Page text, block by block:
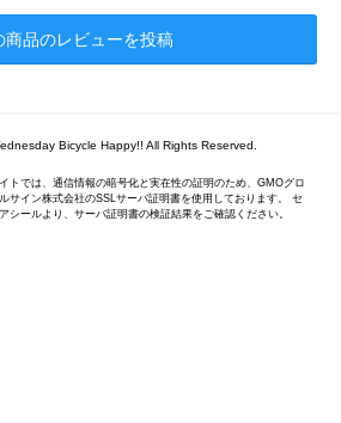
商品のレビューを投稿
Bicycle Happy!! All Rights Reserved.
トでは、通信情報の暗号化と実在性の証明のため、GMOグロ
サイン株式会社のSSLサーバ証明書を使用しております。 セ
シールより、サーバ証明書の検証結果をご確認ください。